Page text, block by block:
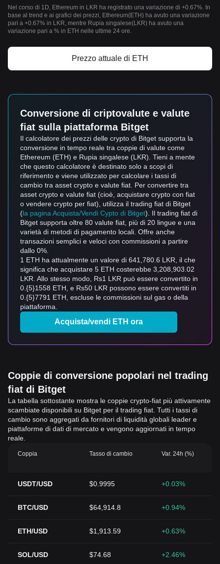
Nel corso di 1D, Ethereum in LKR ha registrato una variazione di +0.67%. In
base al trend e ai grafici dei prezzi, Ethereum(ETH) ha avuto una variazione
pari a +0.67% in LKR, mentre Rupia singalese(LKR) ha avuto una
variazione pari a % in ETH nelle ultime 24 ore.
Prezzo attuale di ETH
Conversione di criptovalute e valute
fiat sulla piattaforma Bitget
Il calcolatore dei prezzi delle crypto di Bitget supporta la
conversione in tempo reale tra coppie di valute come
Ethereum (ETH) e Rupia singalese (LKR). Tieni a mente
che questo calcolatore è destinato solo a scopi di
riferimento e viene utilizzato per calcolare i tassi di
cambio tra asset crypto e valute fiat. Per convertire tra
asset crypto e valute fiat (cioè, acquistare crypto con fiat
o vendere crypto per fiat), utilizza il trading fiat di Bitget
(la pagina Acquista/Vendi Cypto di Bitget). Il trading fiat di
Bitget supporta oltre 80 valute fiat, più di 20 lingue e una
varietà di metodi di pagamento locali. Offre anche
transazioni semplici e veloci con commissioni a partire
dallo 0%.
1 ETH ha attualmente un valore di 641,780.6 LKR, il che
significa che acquistare 5 ETH costerebbe 3,208,903.02
LKR. Allo stesso modo, Rs1 LKR può essere convertito in
0.{5}1558 ETH, e Rs50 LKR possono essere convertiti in
0.{5}7791 ETH, escluse le commissioni sul gas o della
piattaforma.
Acquista/vendi ETH ora
Coppie di conversione popolari nel trading
fiat di Bitget
La tabella sottostante mostra le coppie crypto-fiat più attivamente
scambiate disponibili su Bitget per il trading fiat. Tutti i tassi di
cambio sono aggregati da fornitori di liquidità globali leader e
piattaforme di dati di mercato e vengono aggiornati in tempo
reale.
Coppia Tasso di cambio Var. 24h (%)
USDT/USD $0.9995 +0.03%
BTC/USD $64,914.8 +0.94%
ETH/USD $1,913.59 +0.63%
SOL/USD $74.68 +2.46%